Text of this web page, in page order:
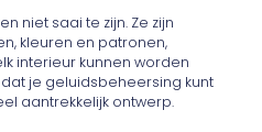
niet saai te zijn. Ze zijn
kleuren en patronen,
interieur kunnen worden
je geluidsbeheersing kunt
aantrekkelijk ontwerp.